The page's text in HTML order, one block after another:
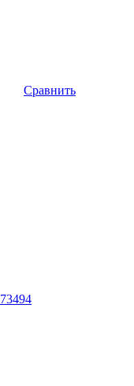
Сравнить